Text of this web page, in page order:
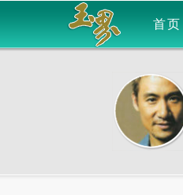
首页